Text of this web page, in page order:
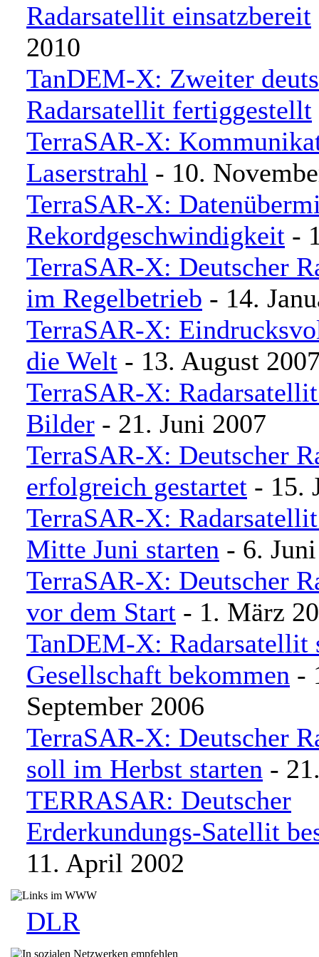
Radarsatellit einsatzbereit
2010
TanDEM-X: Zweiter
Radarsatellit fertiggestellt
TerraSAR-X:
Laserstrahl - 10.
TerraSAR-X:
Rekordgeschwindigkeit -
TerraSAR-X: Deutscher
im Regelbetrieb - 14.
TerraSAR-X:
die Welt - 13. August
TerraSAR-X:
Bilder - 21. Juni 2007
TerraSAR-X: Deutscher
erfolgreich gestartet - 15.
TerraSAR-X:
Mitte Juni starten - 6.
TerraSAR-X: Deutscher
vor dem Start - 1. März
TanDEM-X: Radarsatellit
Gesellschaft bekommen -
September 2006
TerraSAR-X: Deutscher
soll im Herbst starten -
TERRASAR: Deutscher
Erderkundungs-Satellit
11. April 2002
DLR